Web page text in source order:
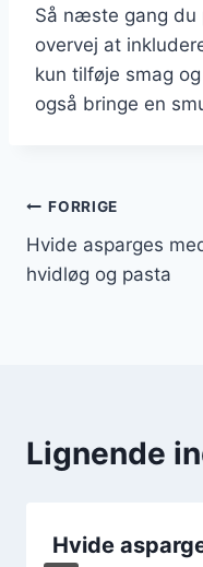
Så næste gang
overvej at
kun tilføje smag
også bringe en
FORRIGE
Hvide asparges
hvidløg og pasta
Lignende
Hvide